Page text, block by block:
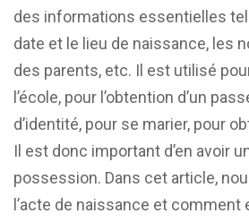
des informations essentielles
date et le lieu de naissance, les
des parents, etc. Il est utilisé
l’école, pour l’obtention d’un
d’identité, pour se marier, pour
Il est donc important d’en avoir
possession. Dans cet article,
l’acte de naissance et comment